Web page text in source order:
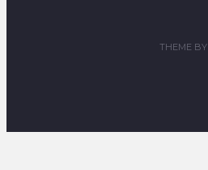
THEME BY